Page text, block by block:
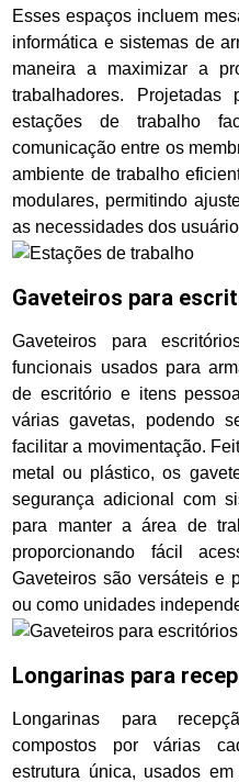
Esses espaços incluem
informática e sistemas de
maneira a maximizar a
trabalhadores.
estações de trabalho
comunicação entre os
ambiente de trabalho
modulares, permitindo
as necessidades dos
Gaveteiros para
Gaveteiros para
funcionais usados para
de escritório e itens
várias gavetas, podendo
facilitar a movimentação.
metal ou plástico, os
segurança adicional com
para manter a área de
proporcionando fácil
Gaveteiros são versáteis e
ou como unidades
Longarinas para
Longarinas para
compostos por várias
estrutura única, usados